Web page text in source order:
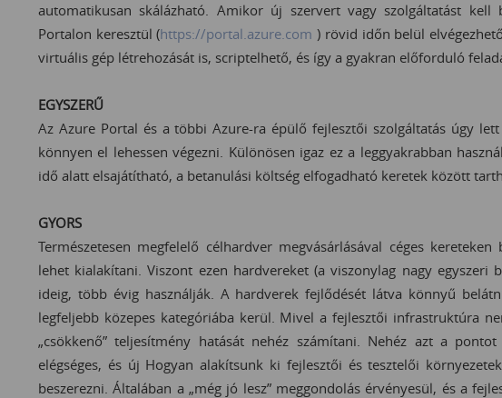
automatikusan skálázható. Amikor új szervert vagy szolgáltatást
Portalon keresztül (https://portal.azure.com ) rövid időn belül
virtuális gép létrehozását is, scriptelhető, és így a gyakran előforduló
EGYSZERŰ
Az Azure Portal és a többi Azure-ra épülő fejlesztői szolgáltatás úgy
könnyen el lehessen végezni. Különösen igaz ez a leggyakrabban
idő alatt elsajátítható, a betanulási költség elfogadható keretek között
GYORS
Természetesen megfelelő célhardver megvásárlásával céges
lehet kialakítani. Viszont ezen hardvereket (a viszonylag nagy egyszeri
ideig, több évig használják. A hardverek fejlődését látva könnyű
legfeljebb közepes kategóriába kerül. Mivel a fejlesztői infrastruktúra
„csökkenő” teljesítmény hatását nehéz számítani. Nehéz azt a
elégséges, és új Hogyan alakítsunk ki fejlesztői és tesztelői
beszerezni. Általában a „még jó lesz” meggondolás érvényesül, és a